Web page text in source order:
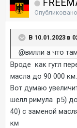
Опубликовано
В 10.01.2023 в
@вилли а что
Вроде как гугл
масла до 90 000 км.
Вот думаю
шелл римула р5)
40) с заменой
км